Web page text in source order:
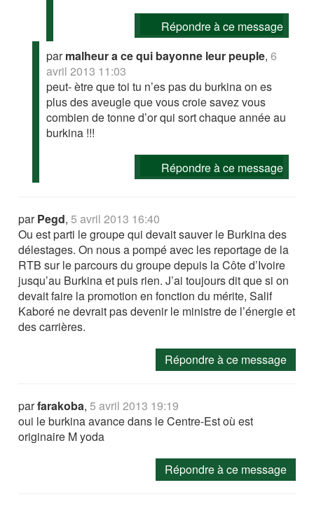
Répondre à ce message
parmalheur a ce qui bayonne leur peuple,6
avril 2013 11:03
peut- ètre que toi tu n’es pas du burkina on es
plus des aveugle que vous croie savez vous
combien de tonne d’or qui sort chaque année au
burkina !!!
Répondre à ce message
parPegd,5 avril 2013 16:40
Ou est parti le groupe qui devait sauver le Burkina des
délestages. On nous a pompé avec les reportage de la
RTB sur le parcours du groupe depuis la Côte d’Ivoire
jusqu’au Burkina et puis rien. J’ai toujours dit que si on
devait faire la promotion en fonction du mérite, Salif
Kaboré ne devrait pas devenir le ministre de l’énergie et
des carrières.
Répondre à ce message
parfarakoba,5 avril 2013 19:19
oui le burkina avance dans le Centre-Est où est
originaire M yoda
Répondre à ce message